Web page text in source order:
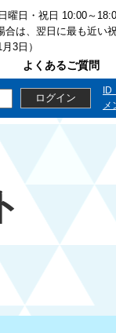
よくあるご質問
曜日・祝日 10:00～
は、翌日に最も近い祝
3日）